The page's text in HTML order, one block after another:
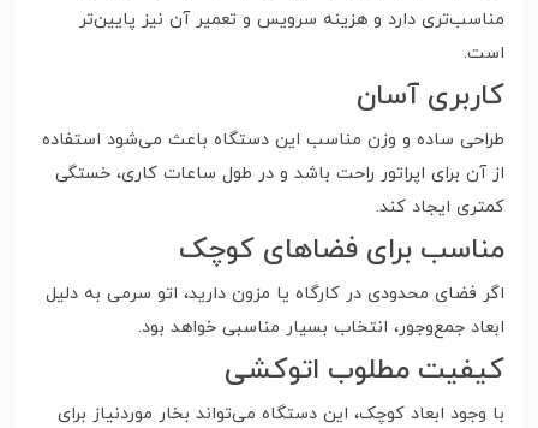
مناسب‌تری دارد و هزینه سرویس و تعمیر آن نیز پایین‌تر
است.
کاربری آسان
طراحی ساده و وزن مناسب این دستگاه باعث می‌شود استفاده
از آن برای اپراتور راحت باشد و در طول ساعات کاری، خستگی
کمتری ایجاد کند.
مناسب برای فضاهای کوچک
اگر فضای محدودی در کارگاه یا مزون دارید، اتو سرمی به دلیل
ابعاد جمع‌وجور، انتخاب بسیار مناسبی خواهد بود.
کیفیت مطلوب اتوکشی
با وجود ابعاد کوچک، این دستگاه می‌تواند بخار موردنیاز برای